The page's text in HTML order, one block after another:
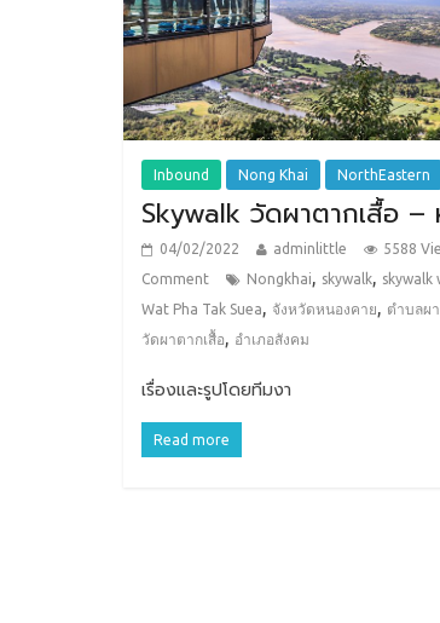
Inbound Nong Khai NorthEastern
Skywalk วัดผาตากเสื้อ –
04/02/2022 adminlittle 5588
Comment
Nongkhai, skywalk, skywalk
Wat Pha Tak Suea, จังหวัดหนองคาย, ตำบลผ
วัดผาตากเสื้อ, อำเภอสังคม
เรื่องและรูปโดยทีมงา
Read more